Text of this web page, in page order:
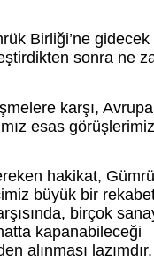
Birliği’ne gidecek
sonra ne
karşı, Avrupa
esas görüşlerimiz
hakikat,
büyük bir
birçok
kapanabileceği
alınması lazımdır.